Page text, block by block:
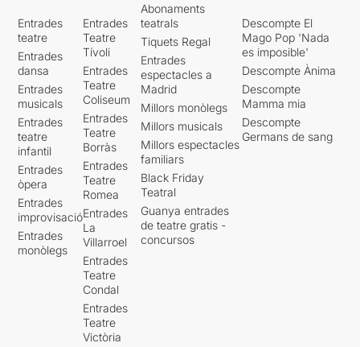
Entrades
teatre
Entrades
dansa
Entrades
musicals
Entrades
teatre
infantil
Entrades
òpera
Entrades
improvisació
Entrades
monòlegs
Entrades
Teatre
Tívoli
Entrades
Teatre
Coliseum
Entrades
Teatre
Borràs
Entrades
Teatre
Romea
Entrades
La
Villarroel
Entrades
Teatre
Condal
Entrades
Teatre
Victòria
Abonaments
teatrals
Tiquets Regal
Entrades
espectacles a
Madrid
Millors monòlegs
Millors musicals
Millors espectacles
familiars
Black Friday
Teatral
Guanya entrades
de teatre gratis -
concursos
Descompte El
Mago Pop 'Nada
es imposible'
Descompte Ànima
Descompte
Mamma mia
Descompte
Germans de sang